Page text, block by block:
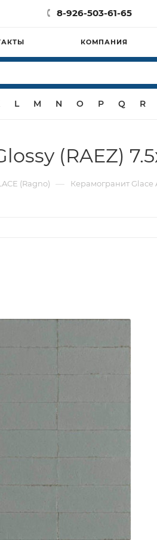
8-926-503-61-65
КОМПАНИЯ
L M N O P Q R
(RAEZ)
(Ragno) — Керамогранит Glace